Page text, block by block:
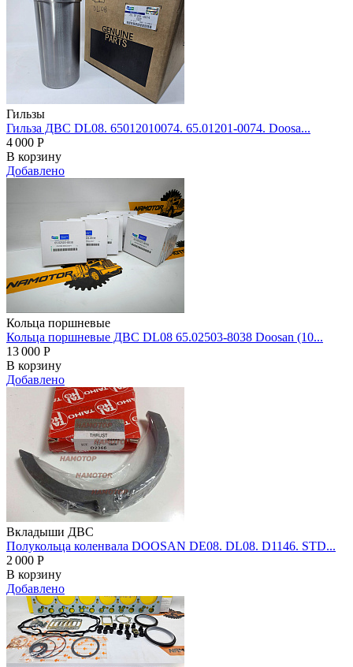
Гильзы
Гильза ДВС DL08. 65012010074. 65.01201-0074. Doosa...
4 000 Р
В корзину
Добавлено
Кольца поршневые
Кольца поршневые ДВС DL08 65.02503-8038 Doosan (10...
13 000 Р
В корзину
Добавлено
Вкладыши ДВС
Полукольца коленвала DOOSAN DE08. DL08. D1146. STD...
2 000 Р
В корзину
Добавлено